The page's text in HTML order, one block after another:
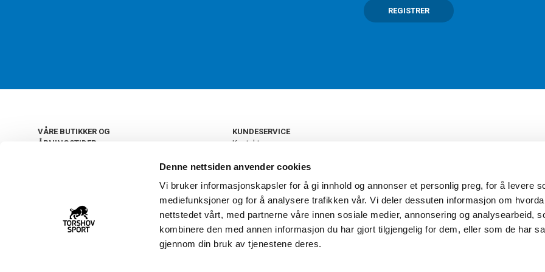
Denne nettsiden anvender cookies
Vi bruker informasjonskapsler for å gi innhold og annonser et personlig preg, for å levere
mediefunksjoner og for å analysere trafikken vår. Vi deler dessuten informasjon om
nettstedet vårt, med partnerne våre innen sosiale medier, annonsering og analysearbeid,
kombinere den med annen informasjon du har gjort tilgjengelig for dem, eller som de har
gjennom din bruk av tjenestene deres.
REGISTRER
VÅRE BUTIKKER OG
ÅPNINGSTIDER
22 09 20 20
KUNDESERVICE
Kontakt oss
Retur og bytte
Personvern
Frakt og levering
Ledige stillinger
FAQ - Ofte stilte spørsmål
Åpenhetsloven
Torshov Sport har over 90 års
klubbhandel. Torshov Sport har
Drammen, Sandvika Storsenter